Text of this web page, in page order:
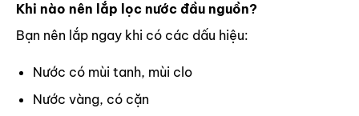
Khi nào nên lắp lọc nước đầu nguồn?
Bạn nên lắp ngay khi có các dấu hiệu:
Nước có mùi tanh, mùi clo
Nước vàng, có cặn